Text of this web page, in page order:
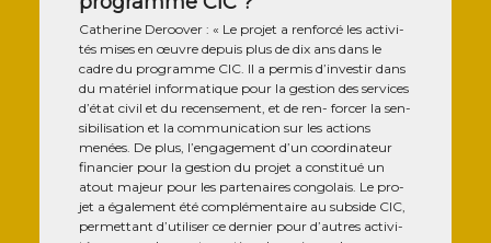
Cathe­rine Deroo­ver : « Le pro­jet a ren­for­cé les acti­vi­
tés mises en œuvre depuis plus de dix ans dans le
cadre du pro­gramme CIC. Il a per­mis d’investir dans
du maté­riel infor­ma­tique pour la ges­tion des ser­vices
d’état civil et du recen­se­ment, et de ren- for­cer la sen­
si­bi­li­sa­tion et la com­mu­ni­ca­tion sur les actions
menées. De plus, l’engagement d’un coor­di­na­teur
finan­cier pour la ges­tion du pro­jet a consti­tué un
atout majeur pour les par­te­naires congo­lais. Le pro­
jet a éga­le­ment été com­plé­men­taire au sub­side CIC,
per­met­tant d’utiliser ce der­nier pour d’autres acti­vi­